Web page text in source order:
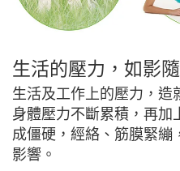
生活的壓力，如影
生活及工作上的壓力，造
身體壓力不斷累積，再加
成僵硬，經絡、筋膜緊繃
影響。